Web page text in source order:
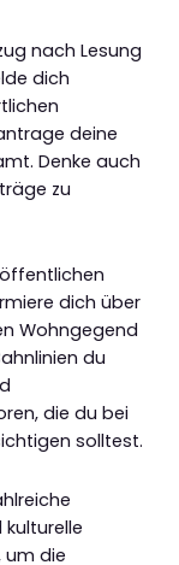
nach Lesung
dich
deine
Denke auch
zu
dich über
Wohngegend
du
die du bei
solltest.
um die